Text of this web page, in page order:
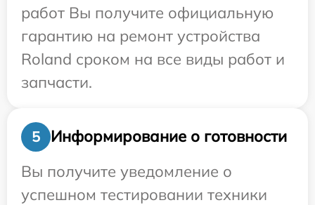
работ Вы получите официальную
гарантию на ремонт устройства
Roland сроком на все виды работ и
запчасти.
5
Информирование о готовности
Вы получите уведомление о
успешном тестировании техники